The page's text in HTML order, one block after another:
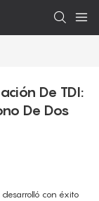
De TDI:
De Dos
desarrolló con éxito